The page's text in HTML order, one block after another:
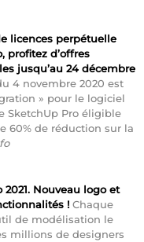
licences perpétuelle
profitez d’offres
jusqu’au 24 décembre
4 novembre 2020 est
» pour le logiciel
SketchUp Pro éligible
60% de réduction sur la
2021. Nouveau logo et
! Chaque
de modélisation le
millions de designers